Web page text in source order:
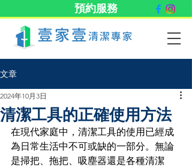
預約服務
文章
清潔工具的正確使用方法
2024年10月3日
在現代家庭中，清潔工具的使用已經成
為日常生活中不可或缺的一部分。無論
是掃把、拖把、吸塵器還是各種清潔